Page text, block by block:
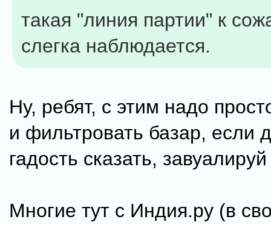
такая "линия партии" к
слегка наблюдается.
Ну, ребят, с этим надо
и фильтровать базар, если
гадость сказать,
Многие тут с Индия.ру (в